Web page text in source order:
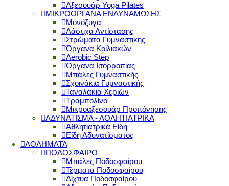
Αξεσουάρ Yoga Pilates
ΜΙΚΡΟΟΡΓΑΝΑ ΕΝΔΥΝΑΜΩΣΗΣ
Μονόζυγα
Λάστιχα Αντίστασης
Στρώματα Γυμναστικής
Όργανα Κοιλιακών
Aerobic Step
Όργανα Ισορροπίας
Μπάλες Γυμναστικής
Σχοινάκια Γυμναστικής
Ταναλάκια Χεριών
Τραμπολίνο
Μικροαξεσουάρ Προπόνησης
ΑΔΥΝΑΤΙΣΜΑ - ΑΘΛΗΤΙΑΤΡΙΚΑ
Αθλητιατρικά Είδη
Είδη Αδυνατίσματος
ΑΘΛΗΜΑΤΑ
ΠΟΔΟΣΦΑΙΡΟ
Μπάλες Ποδοσφαίρου
Τέρματα Ποδοσφαίρου
Δίχτυα Ποδοσφαίρου